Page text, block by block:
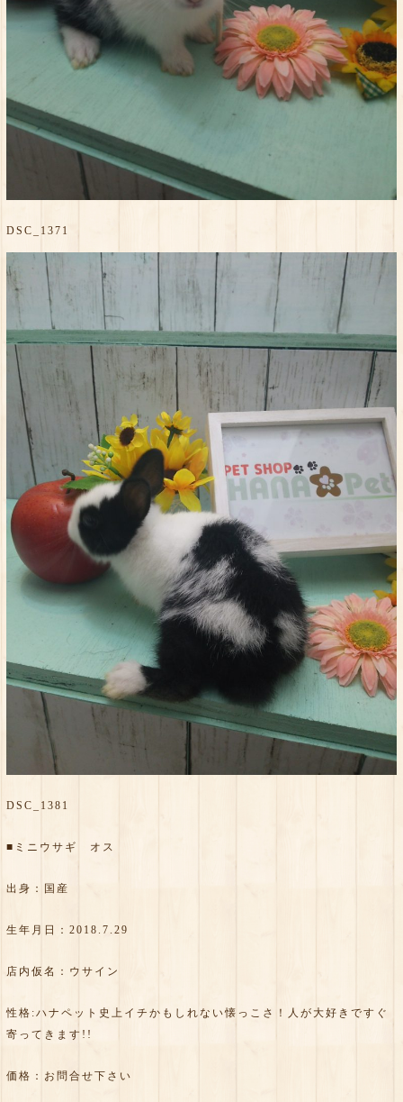
DSC_1371
DSC_1381
■ミニウサギ オス
出身：国産
生年月日：2018.7.29
店内仮名：ウサイン
性格:ハナペット史上イチかもしれない懐っこさ！人が大好きですぐ
寄ってきます!!
価格：お問合せ下さい